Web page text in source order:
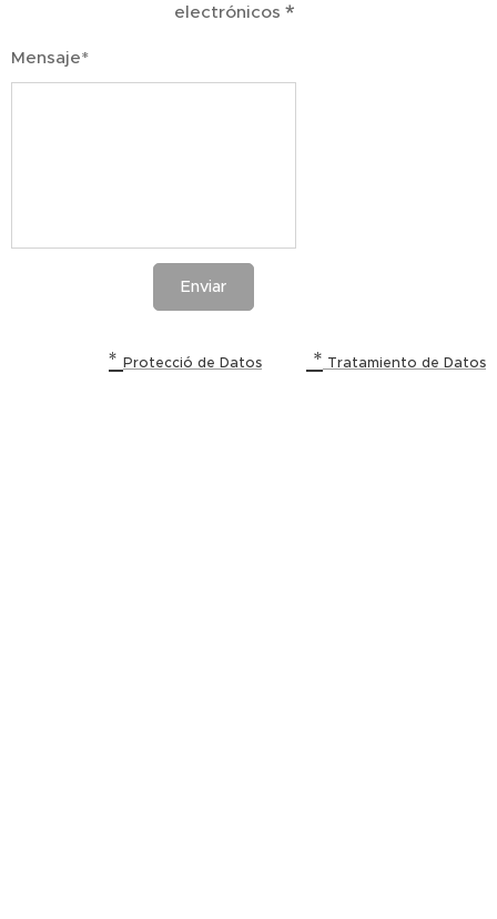
electrónicos
Mensaje*
Enviar
* Protecció de Datos * Tratamiento de Datos